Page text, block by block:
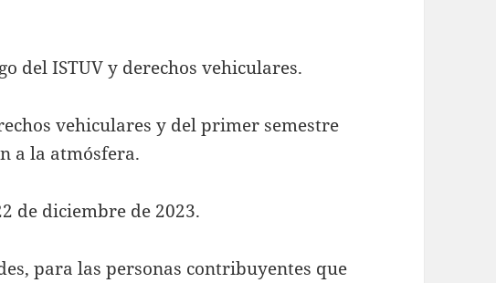
del ISTUV y derechos vehiculares.
vehiculares y del primer semestre
a la atmósfera.
de diciembre de 2023.
para las personas contribuyentes que